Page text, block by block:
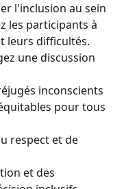
l'inclusion au sein
les participants à
leurs difficultés.
une discussion
inconscients
pour tous
respect et de
et des